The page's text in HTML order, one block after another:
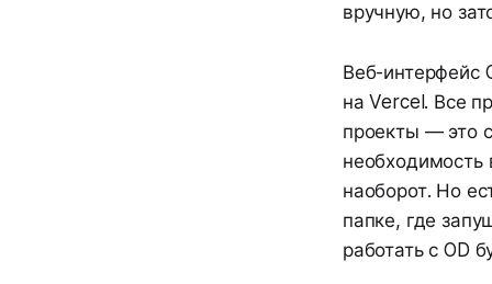
вручную, но
Веб-интерфейс
на Vercel. Все
проекты — это
необходимость
наоборот. Но
папке, где
работать с OD